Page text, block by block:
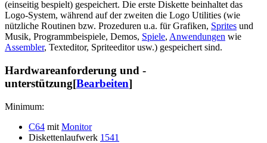
(einseitig bespielt) gespeichert. Die erste Diskette beinhaltet das
Logo-System, während auf der zweiten die Logo Utilities (wie
nützliche Routinen bzw. Prozeduren u.a. für Grafiken, Sprites und
Musik, Programmbeispiele, Demos, Spiele, Anwendungen wie
Assembler, Texteditor, Spriteeditor usw.) gespeichert sind.
Hardwareanforderung und -
unterstützung[Bearbeiten]
Minimum:
C64 mit Monitor
Diskettenlaufwerk 1541